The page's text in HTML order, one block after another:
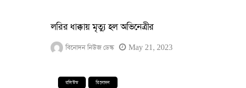
লরির ধাক্কায় মৃত্যু হল অভিনেত্রীর
বিনোদন নিউজ ডেস্ক May 21, 2023
বলিউড বিনোদন